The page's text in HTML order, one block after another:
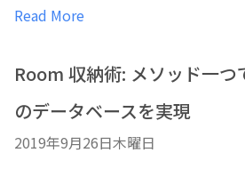
Read More
Room 収納術: メソッド一つ
のデータベースを実現
2019年9月26日木曜日